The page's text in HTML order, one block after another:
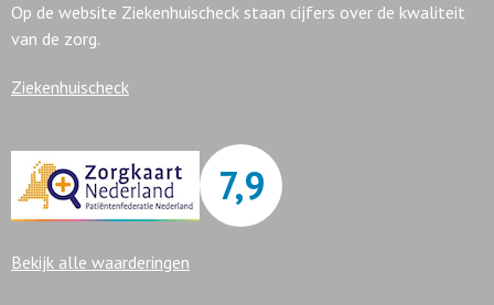
Op de website Ziekenhuischeck staan cijfers over de kwaliteit
van de zorg.
Ziekenhuischeck
7,9
Bekijk alle waarderingen